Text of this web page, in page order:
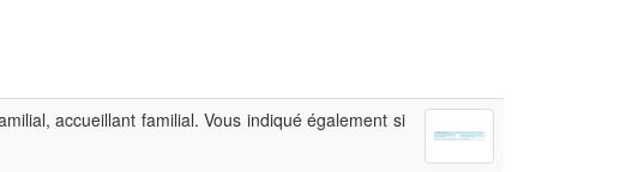
accueillant familial. Vous indiqué également si